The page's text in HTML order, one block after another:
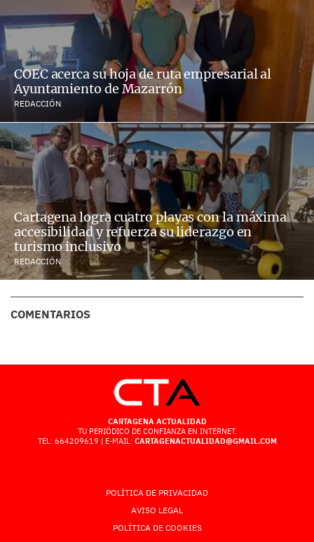
COEC acerca su hoja de ruta empresarial al
Ayuntamiento de Mazarrón
REDACCIÓN
Cartagena logra cuatro playas con la máxima
accesibilidad y refuerza su liderazgo en
turismo inclusivo
REDACCIÓN
COMENTARIOS
CARTAGENA ACTUALIDAD
TU PERIÓDICO DE CONFIANZA EN INTERNET.
TEL: 664209619 | E-MAIL: CARTAGENACTUALIDAD@GMAIL.COM
POLÍTICA DE PRIVACIDAD
AVISO LEGAL
POLÍTICA DE COOKIES